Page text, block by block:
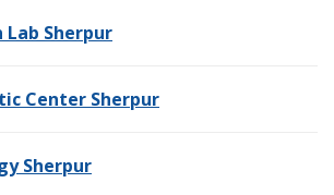
Sherpur
Center Sherpur
Sherpur